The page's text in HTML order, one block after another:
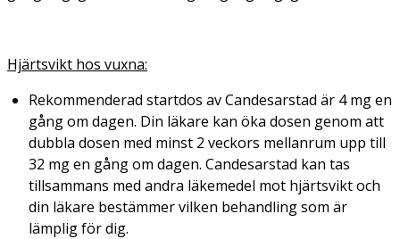
Hjärtsvikt hos vuxna:
Rekommenderad startdos av Candesarstad är 4 mg en
gång om dagen. Din läkare kan öka dosen genom att
dubbla dosen med minst 2 veckors mellanrum upp till
32 mg en gång om dagen. Candesarstad kan tas
tillsammans med andra läkemedel mot hjärtsvikt och
din läkare bestämmer vilken behandling som är
lämplig för dig.